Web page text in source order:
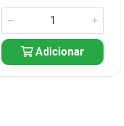
Adicionar